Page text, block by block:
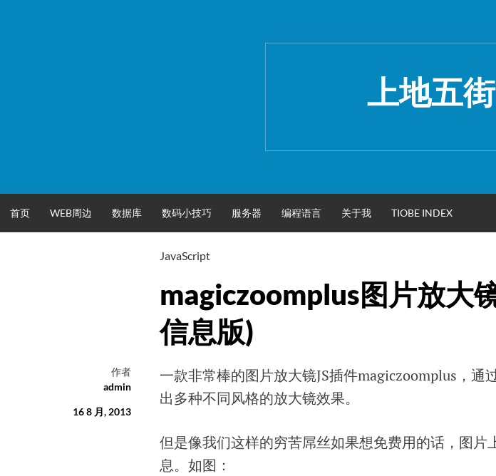
上地五
首页 WEB周边 数据库 数码小技巧 服务器 编程语言 关于我 TIOBE INDEX
JavaScript
magiczoomplus图片放大
信息版)
作者
admin
16 8 月, 2013
一款非常棒的图片放大镜JS插件magiczoomplus，通
出多种不同风格的放大镜效果。
但是像我们这样的穷苦屌丝如果想免费用的话，图片
息。如图：